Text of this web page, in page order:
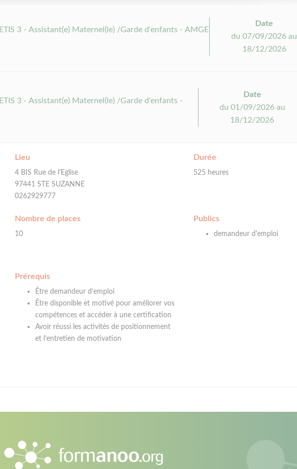
3 - Assistant(e) Maternel(le) /Garde d'enfants - AMGE
Date
du 07/09/2026 au
18/12/2026
3 - Assistant(e) Maternel(le) /Garde d'enfants -
Date
du 01/09/2026 au
18/12/2026
Lieu
4 BIS Rue de l'Eglise
97441 STE SUZANNE
0262929777
Durée
525 heures
Nombre de places
10
Publics
demandeur d'emploi
Prérequis
Être demandeur d’emploi
Être disponible et motivé pour améliorer vos
compétences et accéder à une certification
Avoir réussi les activités de positionnement
et l’entretien de motivation